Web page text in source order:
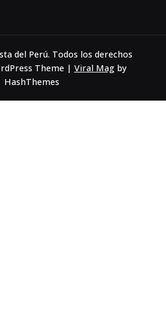
del Perú. Todos los derechos
Theme | Viral Magby
HashThemes